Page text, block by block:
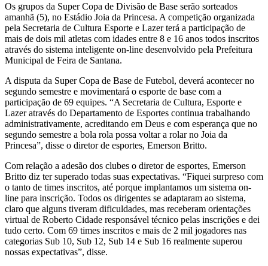
Os grupos da Super Copa de Divisão de Base serão sorteados
amanhã (5), no Estádio Joia da Princesa. A competição organizada
pela Secretaria de Cultura Esporte e Lazer terá a participação de
mais de dois mil atletas com idades entre 8 e 16 anos todos inscritos
através do sistema inteligente on-line desenvolvido pela Prefeitura
Municipal de Feira de Santana.
A disputa da Super Copa de Base de Futebol, deverá acontecer no
segundo semestre e movimentará o esporte de base com a
participação de 69 equipes. “A Secretaria de Cultura, Esporte e
Lazer através do Departamento de Esportes continua trabalhando
administrativamente, acreditando em Deus e com esperança que no
segundo semestre a bola rola possa voltar a rolar no Joia da
Princesa”, disse o diretor de esportes, Emerson Britto.
Com relação a adesão dos clubes o diretor de esportes, Emerson
Britto diz ter superado todas suas expectativas. “Fiquei surpreso com
o tanto de times inscritos, até porque implantamos um sistema on-
line para inscrição. Todos os dirigentes se adaptaram ao sistema,
claro que alguns tiveram dificuldades, mas receberam orientações
virtual de Roberto Cidade responsável técnico pelas inscrições e dei
tudo certo. Com 69 times inscritos e mais de 2 mil jogadores nas
categorias Sub 10, Sub 12, Sub 14 e Sub 16 realmente superou
nossas expectativas”, disse.